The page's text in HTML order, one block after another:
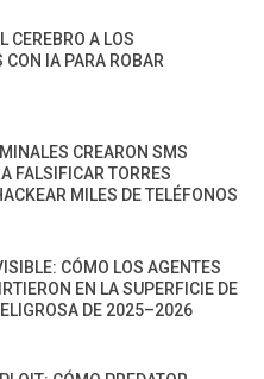
CEREBRO A LOS
CON IA PARA ROBAR
CREARON SMS
FALSIFICAR TORRES
MILES DE TELÉFONOS
CÓMO LOS AGENTES
EN LA SUPERFICIE DE
DE 2025–2026